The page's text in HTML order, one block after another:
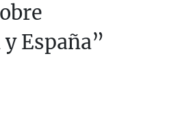
España”